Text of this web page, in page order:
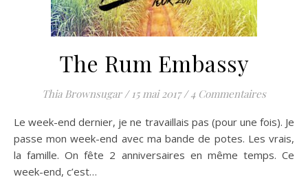
The Rum Embassy
Thia Brownsugar / 15 mai 2017 / 4 Commentaires
Le week-end dernier, je ne travaillais pas (pour une fois). Je
passe mon week-end avec ma bande de potes. Les vrais,
la famille. On fête 2 anniversaires en même temps. Ce
week-end, c’est…